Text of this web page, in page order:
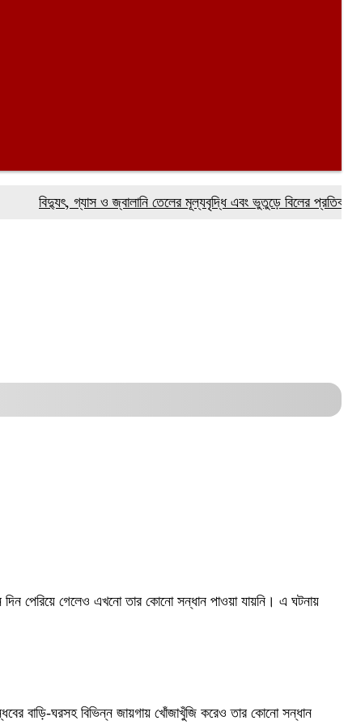
বিদ্যুৎ, গ্যাস ও জ্বালানি তেলের মূল্যবৃদ্ধি এবং ভুতুড়ে বিলের প্রতিবাদে
পেরিয়ে গেলেও এখনো তার কোনো সন্ধান পাওয়া যায়নি। এ ঘটনায়
বাড়ি-ঘরসহ বিভিন্ন জায়গায় খোঁজাখুঁজি করেও তার কোনো সন্ধান